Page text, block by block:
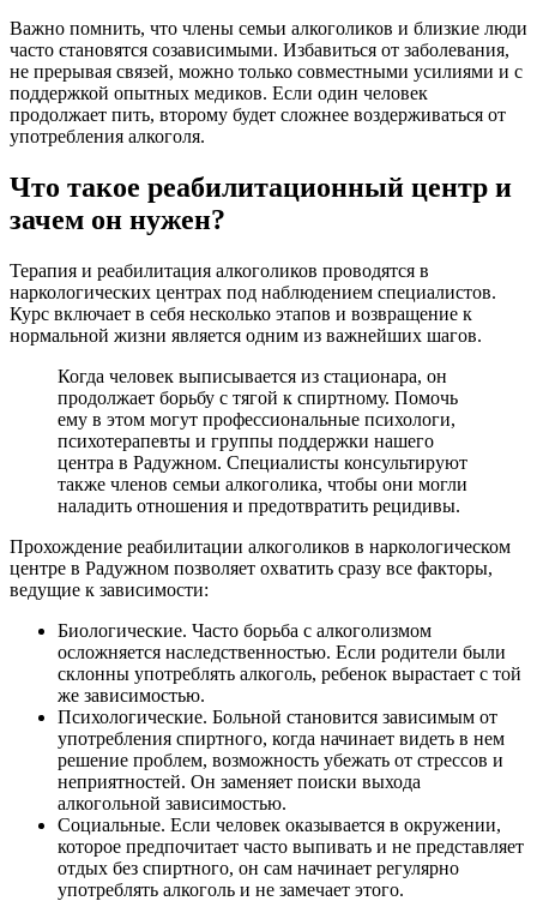
Важно помнить, что члены семьи алкоголиков и близкие люди
часто становятся созависимыми. Избавиться от заболевания,
не прерывая связей, можно только совместными усилиями и с
поддержкой опытных медиков. Если один человек
продолжает пить, второму будет сложнее воздерживаться от
употребления алкоголя.
Что такое реабилитационный центр и
зачем он нужен?
Терапия и реабилитация алкоголиков проводятся в
наркологических центрах под наблюдением специалистов.
Курс включает в себя несколько этапов и возвращение к
нормальной жизни является одним из важнейших шагов.
Когда человек выписывается из стационара, он
продолжает борьбу с тягой к спиртному. Помочь
ему в этом могут профессиональные психологи,
психотерапевты и группы поддержки нашего
центра в Радужном. Специалисты консультируют
также членов семьи алкоголика, чтобы они могли
наладить отношения и предотвратить рецидивы.
Прохождение реабилитации алкоголиков в наркологическом
центре в Радужном позволяет охватить сразу все факторы,
ведущие к зависимости:
Биологические. Часто борьба с алкоголизмом
осложняется наследственностью. Если родители были
склонны употреблять алкоголь, ребенок вырастает с той
же зависимостью.
Психологические. Больной становится зависимым от
употребления спиртного, когда начинает видеть в нем
решение проблем, возможность убежать от стрессов и
неприятностей. Он заменяет поиски выхода
алкогольной зависимостью.
Социальные. Если человек оказывается в окружении,
которое предпочитает часто выпивать и не представляет
отдых без спиртного, он сам начинает регулярно
употреблять алкоголь и не замечает этого.